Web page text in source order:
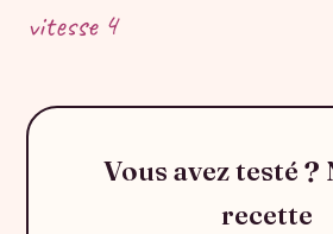
vitesse 4
Vous avez testé ?
recette